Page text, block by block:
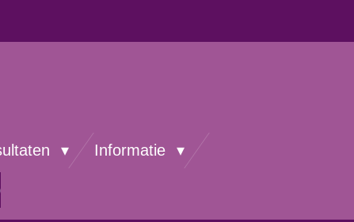
Informatie